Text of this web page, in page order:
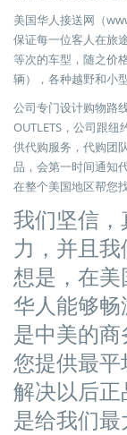
美国华人接送网（
保证每一位客人在旅
等次的车型，随之价
辆），各种越野和小
公司专门设计购物路
OUTLETS，公司跟
供代购服务，代购团
品，会第一时间通知
在整个美国地区帮您
我们坚信
力，并且
想是，在
华人能够
是中美的
您提供最
解决以后
是给我们最